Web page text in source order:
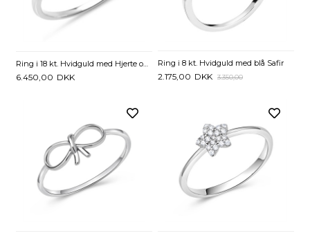
Ring i 18 kt. Hvidguld med Hjerte og Diamanter - 0,10 ct.
6.450,00 DKK
Ring i 8 kt. Hvidguld med blå Safir
2.175,00 DKK 3.350,00